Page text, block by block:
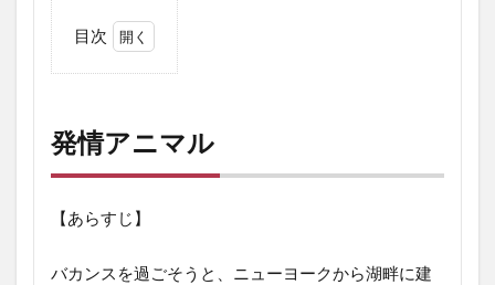
目次
ア
ニ
マ
2
イ・
発情アニマル
【あらすじ】
バカンスを過ごそうと、ニューヨークから湖畔に建